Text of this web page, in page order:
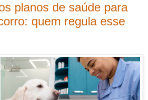
planos de saúde para
quem regula esse